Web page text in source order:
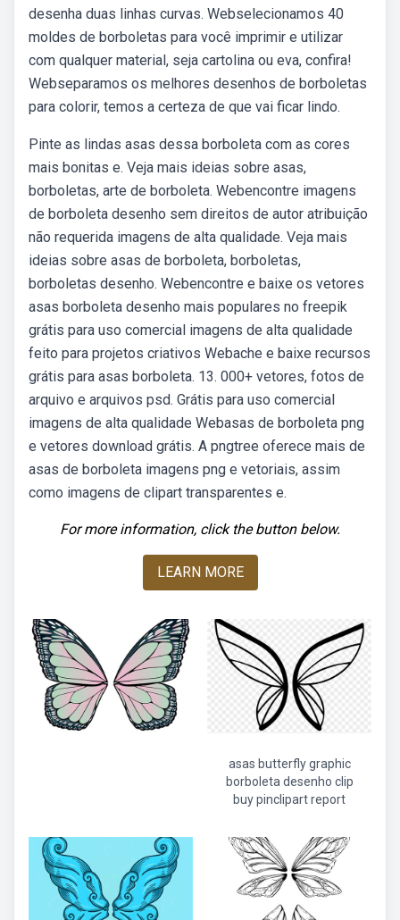
desenha duas linhas curvas. Webselecionamos 40
moldes de borboletas para você imprimir e utilizar
com qualquer material, seja cartolina ou eva, confira!
Webseparamos os melhores desenhos de borboletas
para colorir, temos a certeza de que vai ficar lindo.
Pinte as lindas asas dessa borboleta com as cores
mais bonitas e. Veja mais ideias sobre asas,
borboletas, arte de borboleta. Webencontre imagens
de borboleta desenho sem direitos de autor atribuição
não requerida imagens de alta qualidade. Veja mais
ideias sobre asas de borboleta, borboletas,
borboletas desenho. Webencontre e baixe os vetores
asas borboleta desenho mais populares no freepik
grátis para uso comercial imagens de alta qualidade
feito para projetos criativos Webache e baixe recursos
grátis para asas borboleta. 13. 000+ vetores, fotos de
arquivo e arquivos psd. Grátis para uso comercial
imagens de alta qualidade Webasas de borboleta png
e vetores download grátis. A pngtree oferece mais de
asas de borboleta imagens png e vetoriais, assim
como imagens de clipart transparentes e.
For more information, click the button below.
LEARN MORE
asas butterfly graphic
borboleta desenho clip
buy pinclipart report